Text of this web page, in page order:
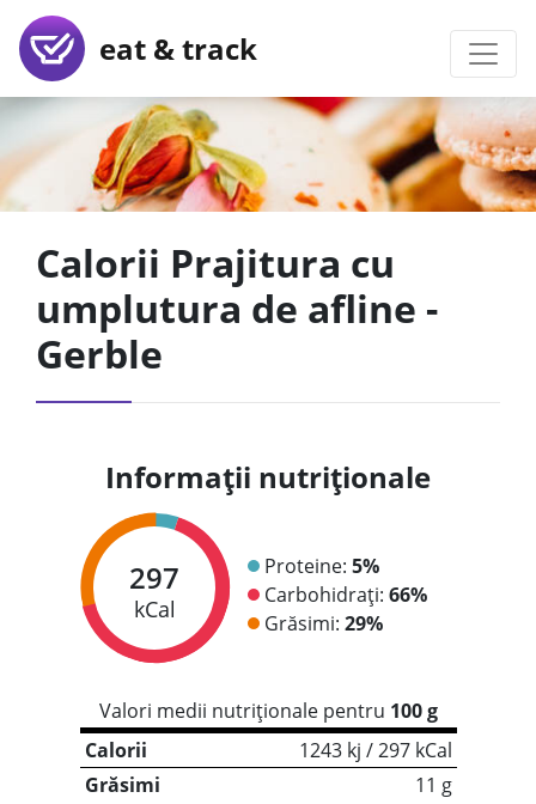
eat & track
Calorii Prajitura cu
umplutura de afline -
Gerble
Informații nutriționale
297
kCal
Proteine: 5%
Carbohidrați: 66%
Grăsimi: 29%
Valori medii nutriționale pentru 100 g
Calorii
1243 kj / 297 kCal
Grăsimi
11 g